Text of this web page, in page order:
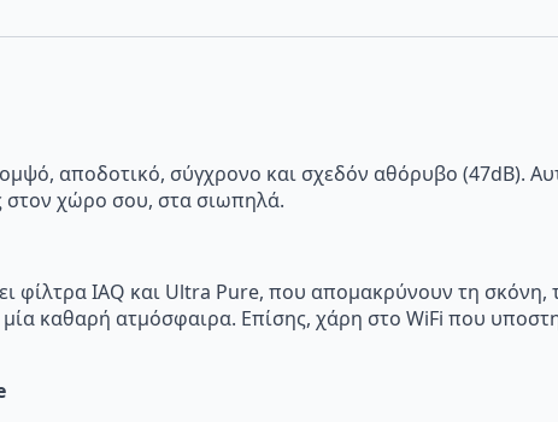
με
αποδοτικό, σύγχρονο και σχεδόν αθόρυβο (47dB).
στον χώρο σου, στα σιωπηλά.
φίλτρα IAQ και Ultra Pure, που απομακρύνουν τη σκόνη,
καθαρή ατμόσφαιρα. Επίσης, χάρη στο WiFi που